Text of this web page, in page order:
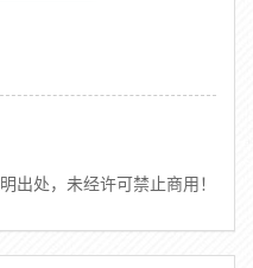
出处，未经许可禁止商用！